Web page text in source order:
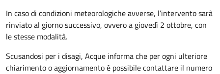
In caso di condizioni meteorologiche avverse, l’intervento sarà
rinviato al giorno successivo, ovvero a giovedì 2 ottobre, con
le stesse modalità.
Scusandosi per i disagi, Acque informa che per ogni ulteriore
chiarimento o aggiornamento è possibile contattare il numero